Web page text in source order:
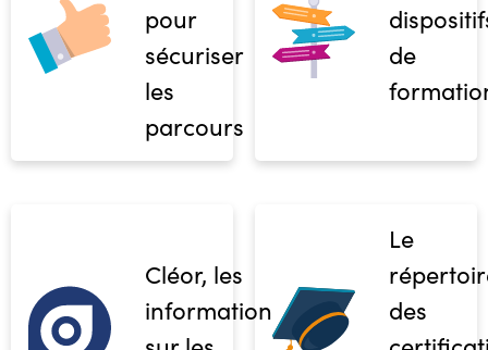
pour
sécuriser
les
parcours
de
Cléor, les
informations
Le
des